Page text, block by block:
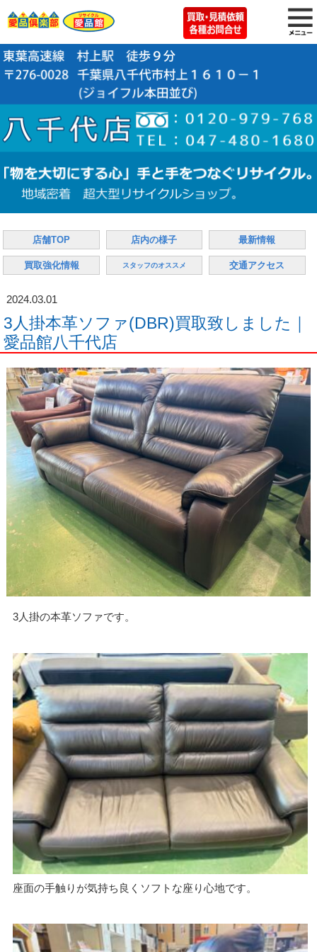
店舗TOP 店内の様子 最新情報
買取強化情報 スタッフのオススメ 交通アクセス
2024.03.01
3人掛本革ソファ(DBR)買取致しました｜
愛品館八千代店
3人掛の本革ソファです。
座面の手触りが気持ち良くソフトな座り心地です。